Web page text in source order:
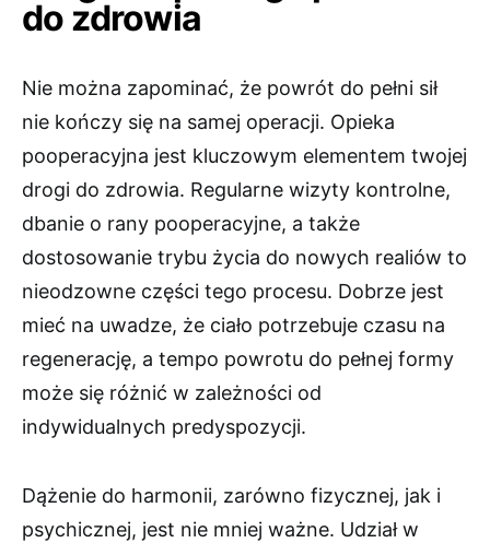
do zdrowia
Nie można zapominać, że powrót do pełni sił
nie kończy się na samej operacji. Opieka
pooperacyjna jest kluczowym elementem twojej
drogi do zdrowia. Regularne wizyty kontrolne,
dbanie o rany pooperacyjne, a także
dostosowanie trybu życia do nowych realiów to
nieodzowne części tego procesu. Dobrze jest
mieć na uwadze, że ciało potrzebuje czasu na
regenerację, a tempo powrotu do pełnej formy
może się różnić w zależności od
indywidualnych predyspozycji.
Dążenie do harmonii, zarówno fizycznej, jak i
psychicznej, jest nie mniej ważne. Udział w